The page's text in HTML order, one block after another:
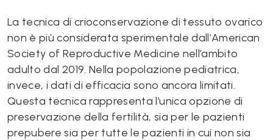
La tecnica di crioconservazione di tessuto ovarico
non è più considerata sperimentale dall’American
Society of Reproductive Medicine nell’ambito
adulto dal 2019. Nella popolazione pediatrica,
invece, i dati di efficacia sono ancora limitati.
Questa tecnica rappresenta l’unica opzione di
preservazione della fertilità, sia per le pazienti
prepubere sia per tutte le pazienti in cui non sia